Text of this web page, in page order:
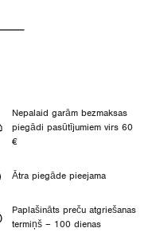
Nepalaid garām bezmaksas
piegādi pasūtījumiem virs 60
€
Ātra piegāde pieejama
Paplašināts preču atgriešanas
termiņš – 100 dienas